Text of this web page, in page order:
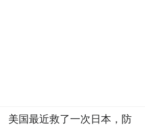
美国最近救了一次日本，防